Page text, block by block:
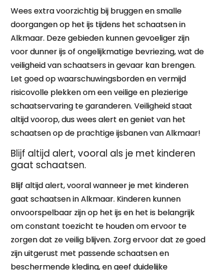
Wees extra voorzichtig bij bruggen en smalle
doorgangen op het ijs tijdens het schaatsen in
Alkmaar. Deze gebieden kunnen gevoeliger zijn
voor dunner ijs of ongelijkmatige bevriezing, wat de
veiligheid van schaatsers in gevaar kan brengen.
Let goed op waarschuwingsborden en vermijd
risicovolle plekken om een veilige en plezierige
schaatservaring te garanderen. Veiligheid staat
altijd voorop, dus wees alert en geniet van het
schaatsen op de prachtige ijsbanen van Alkmaar!
Blijf altijd alert, vooral als je met kinderen
gaat schaatsen.
Blijf altijd alert, vooral wanneer je met kinderen
gaat schaatsen in Alkmaar. Kinderen kunnen
onvoorspelbaar zijn op het ijs en het is belangrijk
om constant toezicht te houden om ervoor te
zorgen dat ze veilig blijven. Zorg ervoor dat ze goed
zijn uitgerust met passende schaatsen en
beschermende kleding, en geef duidelijke